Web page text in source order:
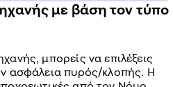
με βάση τον τύπο
μπορείς να επιλέξεις
ασφάλεια πυρός/κλοπής. Η